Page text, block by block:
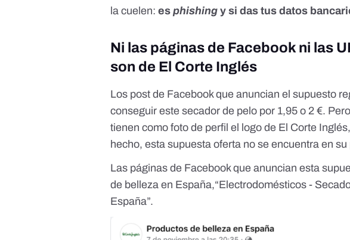
la cuelen:esphishing y si das tus datos
Ni las páginas de Facebook ni las
son de El Corte Inglés
Los post de Facebook que anuncian el supuesto
conseguir este secador de pelo por 1,95 o 2 €.
tienen como foto de perfil el logo de El Corte Inglés,
hecho, esta supuesta oferta no se encuentra en
Las páginas de Facebook que anuncian esta
de belleza en España,“Electrodomésticos -
España”.